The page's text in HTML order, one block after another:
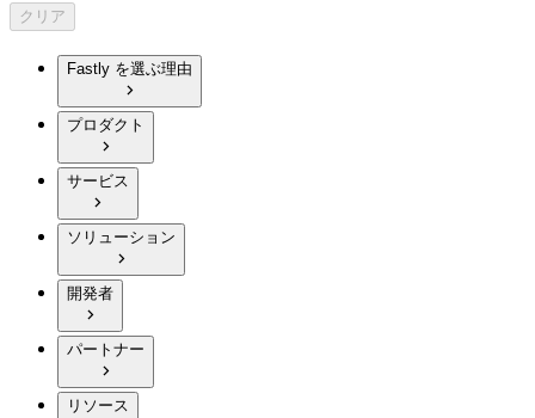
クリア
Fastly を選ぶ理由
プロダクト
サービス
ソリューション
開発者
パートナー
リソース